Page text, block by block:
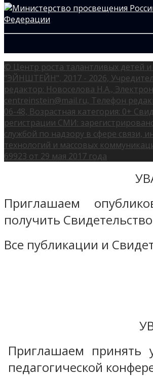
© Центр роста талантливых детей и
"ЭЙНШТЕЙН", 2017 - 2026,
редактор: Новоселова Н.А.,
centreinstein@mail.ru, Телефон
06-48, Возрастная категория: 0+
регистрации СМИ:
службой по надзору в сфере связи,
технологий и массовых
69923 от 29 мая 2017 года
Приглашаем
получить
Все публикации и
Приглашаем принять
педагогической